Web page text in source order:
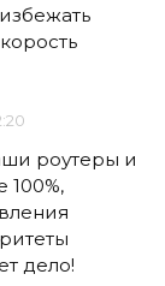
роутеры и
100%,
дело!